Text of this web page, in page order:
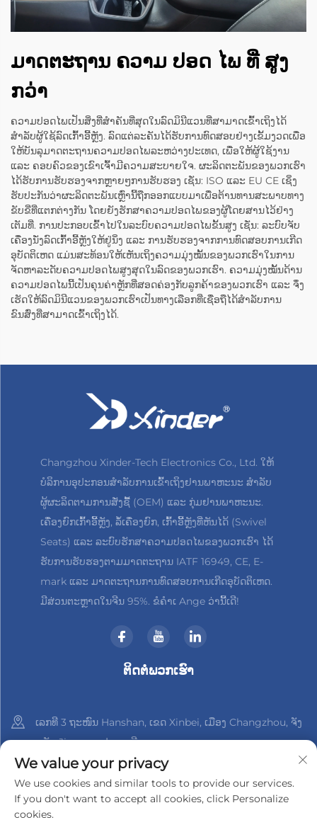
ມາດຕະຖານ ຄວາມ ປອດ ໄພ ທີ່ ສູງ
ກວ່າ
ຄວາມປອດໄພເປັນສິ່ງທີ່ສຳຄັນທີ່ສຸດໃນລົດມິນີແວນທີ່ສາມາດເຂົ້າເຖິງໄດ້
ສຳລັບຜູ້ໃຊ້ລົດເກົ້າອີ້ຫຼັງ. ລົດແຕ່ລະຄັນໄດ້ຮັບການທົດສອບຢ່າງເຂັ້ມງວດເພື່ອ
ໃຫ້ບັນລຸມາດຕະຖານຄວາມປອດໄພລະຫວ່າງປະເທດ, ເພື່ອໃຫ້ຜູ້ໃຊ້ງານ
ແລະ ຄອບຄົວຂອງເຂົາເຈົ້າມີຄວາມສະບາຍໃຈ. ຜະລິດຕະພັນຂອງພວກເຮົາ
ໄດ້ຮັບການຮັບຮອງຈາກຫຼາຍໆການຮັບຮອງ ເຊັ່ນ: ISO ແລະ EU CE ເຊິ່ງ
ຮັບປະກັນວ່າຜະລິດຕະພັນເຫຼົ່ານີ້ຖືກອອກແບບມາເພື່ອຕ້ານທານສະພາບທາງ
ຂັບຂີ່ທີ່ແຕກຕ່າງກັນ ໂດຍຍັງຮັກສາຄວາມປອດໄພຂອງຜູ້ໂດຍສານໄວ້ຢ່າງ
ເຕັມທີ່. ການປະກອບເຂົ້າໄປໃນລະບົບຄວາມປອດໄພຂັ້ນສູງ ເຊັ່ນ: ລະບົບຈັບ
ເຄື່ອງນັ່ງລົດເກົ້າອີ້ຫຼັງໃຫ້ຢູ່ນິ່ງ ແລະ ການຮັບຮອງຈາກການທົດສອບການເກີດ
ອຸບັດຕິເຫດ ແມ່ນສະທ້ອນໃຫ້ເຫັນເຖິງຄວາມມຸ່ງໝັ້ນຂອງພວກເຮົາໃນການ
ຈັດຫາລະດັບຄວາມປອດໄພສູງສຸດໃນລົດຂອງພວກເຮົາ. ຄວາມມຸ່ງໝັ້ນດ້ານ
ຄວາມປອດໄພນີ້ເປັນຄຸນຄ່າຫຼັກທີ່ສອດຄ່ອງກັບລູກຄ້າຂອງພວກເຮົາ ແລະ ຈຶ່ງ
ເຮັດໃຫ້ລົດມິນີແວນຂອງພວກເຮົາເປັນທາງເລືອກທີ່ເຊື່ອຖືໄດ້ສຳລັບການ
ຂົນສົ່ງທີ່ສາມາດເຂົ້າເຖິງໄດ້.
Changzhou Xinder-Tech Electronics Co., Ltd. ໃຫ້
ບໍລິການອຸປະກອນສຳລັບການເຂົ້າເຖິງຢານພາຫະນະ ສຳລັບ
ຜູ້ຜະລິດຕາມການສັ່ງຊື້ (OEM) ແລະ ກຸ່ມຢານພາຫະນະ.
ເຄື່ອງຍົກເກົ້າອີ້ຫຼັງ, ລໍ້ເຄື່ອງຍົກ, ເກົ້າອີ້ຫຼັງທີ່ຫັນໄດ້ (Swivel
Seats) ແລະ ລະບົບຮັກສາຄວາມປອດໄພຂອງພວກເຮົາ ໄດ້
ຮັບການຮັບຮອງຕາມມາດຕະຖານ IATF 16949, CE, E-
mark ແລະ ມາດຕະຖານການທົດສອບການເກີດອຸບັດຕິເຫດ.
ມີສ່ວນຕະຫຼາດໃນຈີນ 95%. ຂໍຄຳເ Ange ວ່ານີ້ເດີ!
ຕິດຕໍ່ພວກເຮົາ
ເລກທີ 3 ຖະໜົນ Hanshan, ເຂດ Xinbei, ເມືອງ Changzhou, ຈັງ
ຫວັດ Jiangsu, ປະເທດຈີນ
+86-18961288218
[email protected]
We value your privacy
We use cookies and similar tools to provide our services.
If you don't want to accept all cookies, click Personalize
cookies.